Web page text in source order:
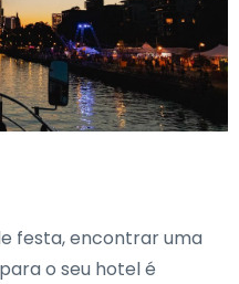
festa, encontrar uma
o seu hotel é